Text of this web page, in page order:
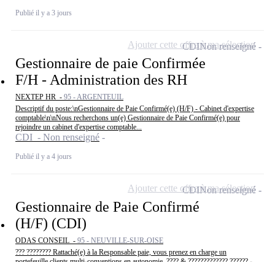
Publié il y a 3 jours
Gestionnaire de paie Confirmée
F/H - Administration des RH
NEXTEP HR - 95 - ARGENTEUIL
Descriptif du poste:\nGestionnaire de Paie Confirmé(e) (H/F) - Cabinet d'expertise
comptable\n\nNous recherchons un(e) Gestionnaire de Paie Confirmé(e) pour
rejoindre un cabinet d'expertise comptable...
CDI - Non renseigné
Publié il y a 4 jours
CDINon renseigné
Ajouter cette offre à ma sélection
Gestionnaire de Paie Confirmé
(H/F) (CDI)
ODAS CONSEIL - 95 - NEUVILLE-SUR-OISE
??? ???????? Rattaché(e) à la Responsable paie, vous prenez en charge un
CDINon renseigné
Ajouter cette offre à ma sélection